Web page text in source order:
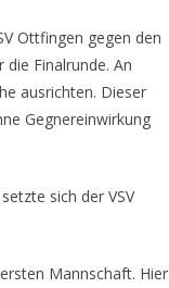
Ottfingen gegen den
Finalrunde. An
ausrichten. Dieser
Gegnereinwirkung
sich der VSV
Mannschaft. Hier